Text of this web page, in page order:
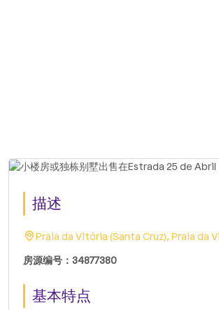
描述
Praia da Vitória (Santa Cruz), Praia da
房源编号：34877380
基本特点